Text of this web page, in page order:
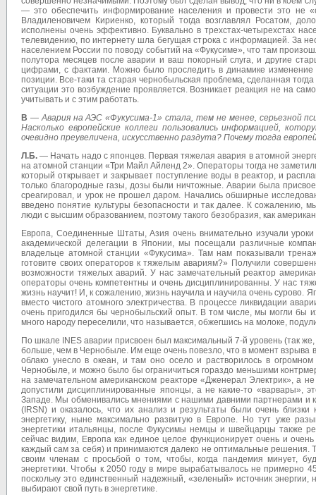
— это обеспечить информирование населения и провести это не
Владиленовичем Кириенко, который тогда возглавлял Росатом,
исполнены очень эффективно. Буквально в трехстах-четырехстах
телевидению, по интернету шла бегущая строка с информацией. За
населением России по поводу событий на «Фукусиме», что там
полутора месяцев после аварии и ваш покорный слуга, и другие
цифрами, с фактами. Можно было проследить в динамике
позиции. Все-таки та старая чернобыльская проблема, сделанная
ситуации это возбуждение проявляется. Возникает реакция не на
учитывать и с этим работать.
В —Авария на АЭС «Фукусима-1» стала, тем не менее, серьезной
Насколько европейские коллеги пользовались информацией,
очевидно преувеличена, искусственно раздута? Почему тогда
Л.Б. — Начать надо с японцев. Первая тяжелая авария в атомной
на атомной станции «Три Майл Айленд 2». Операторы тогда не
который открывает и закрывает поступление воды в реактор, и
только благородные газы, дозы были ничтожные. Аварии была
среагировал, и урок не прошел даром. Начались обширные
введено понятие культуры безопасности и так далее. К
люди с высшим образованием, поэтому такого безобразия, как
Европа, Соединенные Штаты, Азия очень внимательно изучали
академической делегации в Японии, мы посещали различные
владельце атомной станции «Фукусима». Там нам показывали
готовите своих операторов к тяжелым авариям?» Получили
возможности тяжелых аварий. У нас замечательный реактор
операторы очень компетентны и очень дисциплинированны. У нас
жизнь научит! И, к сожалению, жизнь научила и научила очень сурово.
вместо чистого атомного электричества. В процессе ликвидации
очень пригодился бы чернобыльский опыт. В том числе, мы могли бы
много народу переселили, что называется, обжегшись на молоке,
По шкале INES аварии присвоен был максимальный 7-й уровень (так
больше, чем в Чернобыле. Им еще очень повезло, что в момент взрыва
облако унесло в океан, и там оно осело и растворилось в
Чернобыле, и можно было бы ограничиться гораздо меньшими
на замечательном американском реакторе «Дженерал Электрик», а
допустили дисциплинированные японцы, а не какие-то «варвары»,
Западе. Мы обменивались мнениями с нашими давними партнерами и
(IRSN) и оказалось, что их анализ и результаты были очень
энергетику, ныне максимально развитую в Европе. Но тут уже
энергетики итальянцы, после Фукусимы немцы и швейцарцы также
сейчас видим, Европа как единое целое функционирует очень и
каждый сам за себя) и принимаются далеко не оптимальные решения.
своим членам с просьбой о том, чтобы, когда пандемия минует,
энергетики. Чтобы к 2050 году в мире вырабатывалось не примерно
поскольку это единственный надежный, «зеленый» источник
выбирают свой путь в энергетике.